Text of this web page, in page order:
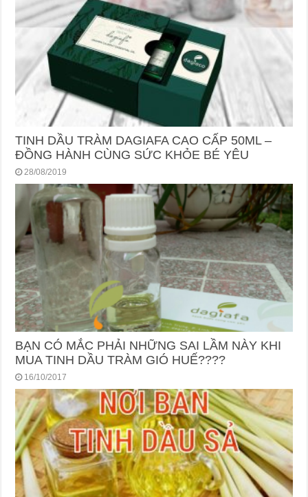
TINH DẦU TRÀM DAGIAFA CAO CẤP 50ML –
ĐỒNG HÀNH CÙNG SỨC KHỎE BÉ YÊU
28/08/2019
BẠN CÓ MẮC PHẢI NHỮNG SAI LẦM NÀY KHI
MUA TINH DẦU TRÀM GIÓ HUẾ????
16/10/2017